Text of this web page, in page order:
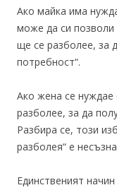
Ако майка има
може да си позволи
ще се разболее, за
потребност“.
Ако жена се
разболее, за да
Разбира се, този
разболея“ е
Единственият